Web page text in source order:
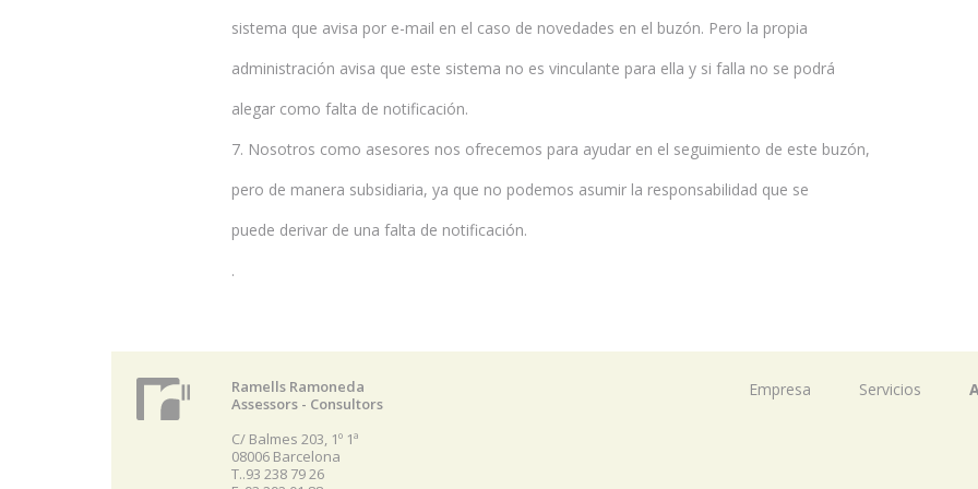
sistema que avisa por e-mail en el caso de novedades en el buzón. Pero la propia
administración avisa que este sistema no es vinculante para ella y si falla no se podrá
alegar como falta de notificación.
7. Nosotros como asesores nos ofrecemos para ayudar en el seguimiento de este buzón,
pero de manera subsidiaria, ya que no podemos asumir la responsabilidad que se
puede derivar de una falta de notificación.
.
Ramells Ramoneda
Assessors - Consultors
C/ Balmes 203, 1º 1ª
08006 Barcelona
T..93 238 79 26
Empresa Servicios